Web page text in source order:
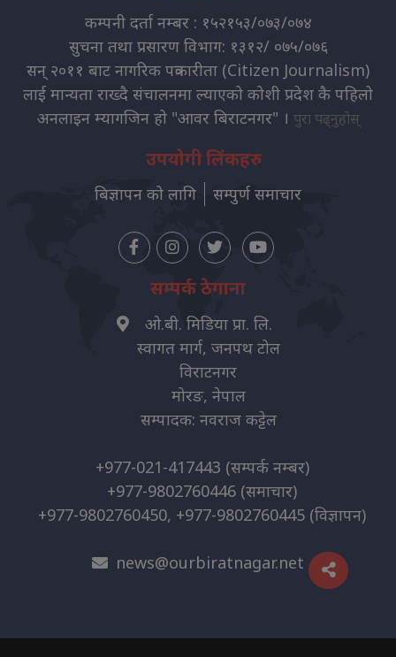
कम्पनी दर्ता नम्बर : १५२१५३/०७३/०७४
सुचना तथा प्रसारण विभाग: १३१२/ ०७५/०७६
सन् २०११ बाट नागरिक पत्रकारीता (Citizen Journalism)
लाई मान्यता राख्दै संचालनमा ल्याएको कोशी प्रदेश कै पहिलो
अनलाइन म्यागजिन हो "आवर बिराटनगर" । पुरा पढ्नुहोस्
उपयोगी लिंकहरु
बिज्ञापन को लागि सम्पुर्ण समाचार
सम्पर्क ठेगाना
ओ.बी. मिडिया प्रा. लि.
स्वागत मार्ग, जनपथ टोल
विराटनगर
मोरङ, नेपाल
सम्पादक: नवराज कट्टेल
+977-021-417443 (सम्पर्क नम्बर)
+977-9802760446 (समाचार)
+977-9802760450, +977-9802760445 (विज्ञापन)
news@ourbiratnagar.net